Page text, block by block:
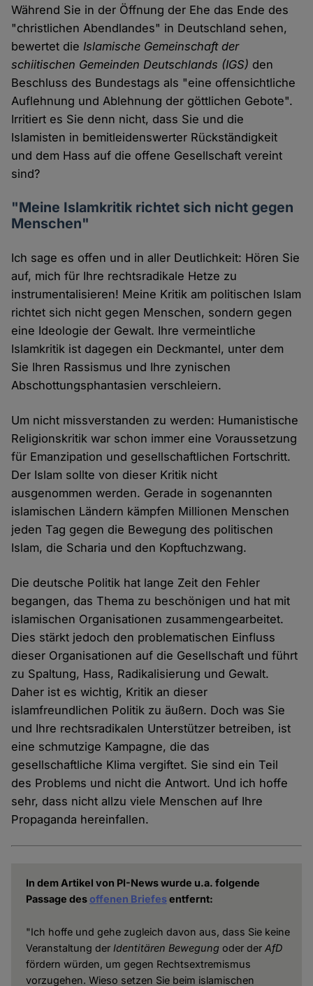
Während Sie in der Öffnung der Ehe das Ende des
"christlichen Abendlandes" in Deutschland sehen,
bewertet dieIslamische Gemeinschaft der
schiitischen Gemeinden Deutschlands (IGS) den
Beschluss des Bundestags als "eine offensichtliche
Auflehnung und Ablehnung der göttlichen Gebote".
Irritiert es Sie denn nicht, dass Sie und die
Islamisten in bemitleidenswerter Rückständigkeit
und dem Hass auf die offene Gesellschaft vereint
sind?
"Meine Islamkritik richtet sich nicht gegen
Menschen"
Ich sage es offen und in aller Deutlichkeit: Hören Sie
auf, mich für Ihre rechtsradikale Hetze zu
instrumentalisieren! Meine Kritik am politischen Islam
richtet sich nicht gegen Menschen, sondern gegen
eine Ideologie der Gewalt. Ihre vermeintliche
Islamkritik ist dagegen ein Deckmantel, unter dem
Sie Ihren Rassismus und Ihre zynischen
Abschottungsphantasien verschleiern.
Um nicht missverstanden zu werden: Humanistische
Religionskritik war schon immer eine Voraussetzung
für Emanzipation und gesellschaftlichen Fortschritt.
Der Islam sollte von dieser Kritik nicht
ausgenommen werden. Gerade in sogenannten
islamischen Ländern kämpfen Millionen Menschen
jeden Tag gegen die Bewegung des politischen
Islam, die Scharia und den Kopftuchzwang.
Die deutsche Politik hat lange Zeit den Fehler
begangen, das Thema zu beschönigen und hat mit
islamischen Organisationen zusammengearbeitet.
Dies stärkt jedoch den problematischen Einfluss
dieser Organisationen auf die Gesellschaft und führt
zu Spaltung, Hass, Radikalisierung und Gewalt.
Daher ist es wichtig, Kritik an dieser
islamfreundlichen Politik zu äußern. Doch was Sie
und Ihre rechtsradikalen Unterstützer betreiben, ist
eine schmutzige Kampagne, die das
gesellschaftliche Klima vergiftet. Sie sind ein Teil
des Problems und nicht die Antwort. Und ich hoffe
sehr, dass nicht allzu viele Menschen auf Ihre
Propaganda hereinfallen.
In dem Artikel von PI-News wurde u.a. folgende
Passage desoffenen Briefesentfernt:
"Ich hoffe und gehe zugleich davon aus, dass Sie keine
Veranstaltung der Identitären Bewegungoder der AfD
fördern würden, um gegen Rechtsextremismus
vorzugehen. Wieso setzen Sie beim islamischen